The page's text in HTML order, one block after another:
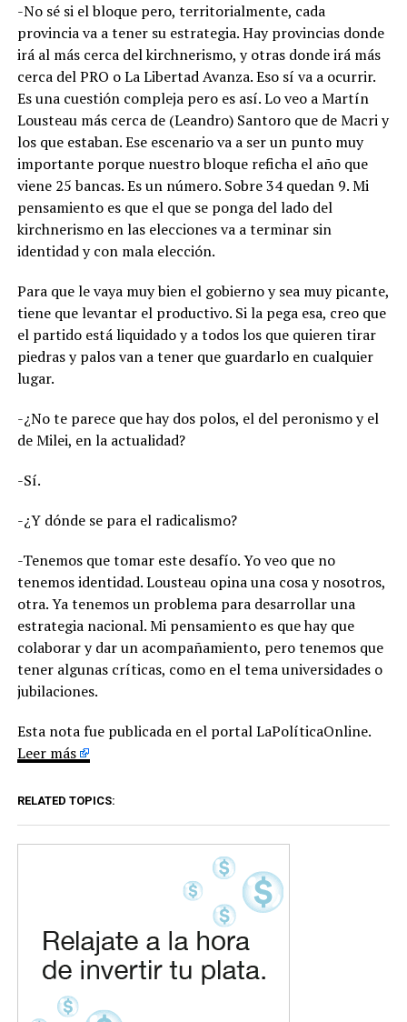
-No sé si el bloque pero, territorialmente, cada
provincia va a tener su estrategia. Hay provincias donde
irá al más cerca del kirchnerismo, y otras donde irá más
cerca del PRO o La Libertad Avanza. Eso sí va a ocurrir.
Es una cuestión compleja pero es así. Lo veo a Martín
Lousteau más cerca de (Leandro) Santoro que de Macri y
los que estaban. Ese escenario va a ser un punto muy
importante porque nuestro bloque reficha el año que
viene 25 bancas. Es un número. Sobre 34 quedan 9. Mi
pensamiento es que el que se ponga del lado del
kirchnerismo en las elecciones va a terminar sin
identidad y con mala elección.
Para que le vaya muy bien el gobierno y sea muy picante,
tiene que levantar el productivo. Si la pega esa, creo que
el partido está liquidado y a todos los que quieren tirar
piedras y palos van a tener que guardarlo en cualquier
lugar.
-¿No te parece que hay dos polos, el del peronismo y el
de Milei, en la actualidad?
-Sí.
-¿Y dónde se para el radicalismo?
-Tenemos que tomar este desafío. Yo veo que no
tenemos identidad. Lousteau opina una cosa y nosotros,
otra. Ya tenemos un problema para desarrollar una
estrategia nacional. Mi pensamiento es que hay que
colaborar y dar un acompañamiento, pero tenemos que
tener algunas críticas, como en el tema universidades o
jubilaciones.
Esta nota fue publicada en el portal LaPolíticaOnline.
Leer más
RELATED TOPICS: